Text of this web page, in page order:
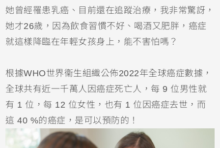
她曾經罹患乳癌、目前還在追蹤治療，我非常驚訝，
她才26歲，因為飲食習慣不好、喝酒又肥胖，癌症
就這樣降臨在年輕女孩身上，能不害怕嗎？
根據WHO世界衞生組織公佈2022年全球癌症數據，
全球共有近一千萬人因癌症死亡人，每 9 位男性就
有 1 位，每 12 位女性，也有 1 位因癌症去世，而
這 40 %的癌症，是可以預防的！